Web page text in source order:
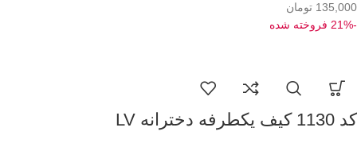
135,000 تومان
-21%
فروخته شده
کد 1130 کیف یکطرفه دخترانه LV